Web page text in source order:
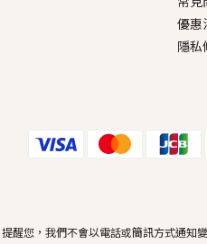
優惠
隱私
提醒您，我們不會以電話或簡訊方式通知